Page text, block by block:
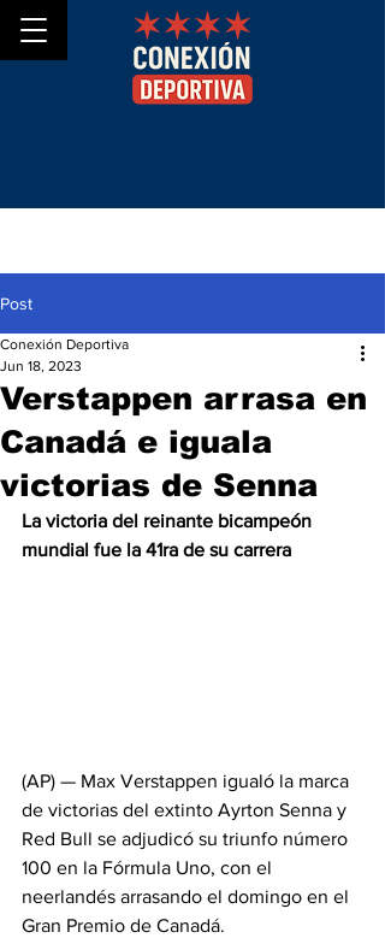
Post
Verstappen arrasa en
Canadá e iguala
victorias de Senna
Conexión Deportiva
Jun 18, 2023
La victoria del reinante bicampeón
mundial fue la 41ra de su carrera
(AP) — Max Verstappen igualó la marca
de victorias del extinto Ayrton Senna y
Red Bull se adjudicó su triunfo número
100 en la Fórmula Uno, con el
neerlandés arrasando el domingo en el
Gran Premio de Canadá.